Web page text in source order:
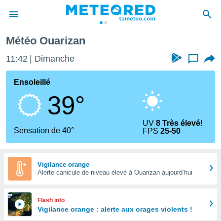
de
Météo Ouarizan
11:42 Dimanche ...
Ensoleillé
39°
Sensation de 40°
UV8 Très élevé!
FPS25-50
Vigilance orange
Alerte canicule de niveau élevé à Ouarizan aujourd’hui
Flash info
Vigilance orange : alerte aux orages violents !